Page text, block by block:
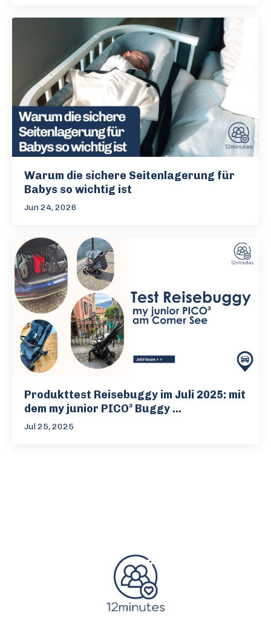
Warum die sichere Seitenlagerung für
Babys so wichtig ist
Jun 24, 2026
Produkttest Reisebuggy im Juli 2025: mit
dem my junior PICO³ Buggy ...
Jul 25, 2025